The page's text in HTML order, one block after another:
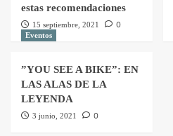
estas recomendaciones
15 septiembre, 2021 0
Eventos
”YOU SEE A BIKE”: EN
LAS ALAS DE LA
LEYENDA
3 junio, 2021 0